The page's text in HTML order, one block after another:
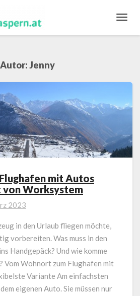
Autor:Jenny
mit Autos
Worksystem
2023
in den Urlaub fliegen möchte,
vorbereiten. Was muss in den
Handgepäck? Und wie komme
Vom Wohnort zum Flughafen mit
Variante Am einfachsten
eigenen Auto. Sie müssen nur